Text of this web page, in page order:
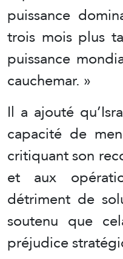
puissance
trois mois plus
puissance
cauchemar. »
Il a ajouté
capacité de
critiquant son
et aux
détriment de
soutenu que
préjudice